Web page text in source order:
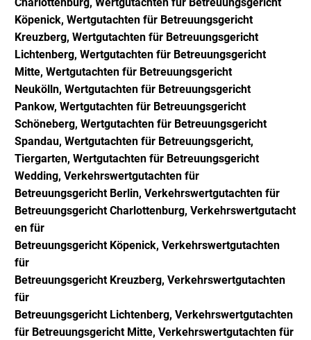
Köpenick, Wertgutachten für Betreuungsgericht
Kreuzberg, Wertgutachten für Betreuungsgericht
Lichtenberg, Wertgutachten für Betreuungsgericht
Mitte, Wertgutachten für Betreuungsgericht
Neukölln, Wertgutachten für Betreuungsgericht
Pankow, Wertgutachten für Betreuungsgericht
Schöneberg, Wertgutachten für Betreuungsgericht
Spandau, Wertgutachten für Betreuungsgericht,
Tiergarten, Wertgutachten für Betreuungsgericht
Wedding, Verkehrswertgutachten für
BetreuungsgerichtBerlin, Verkehrswertgutachten für
BetreuungsgerichtCharlottenburg, Verkehrswertgutacht
en für
BetreuungsgerichtKöpenick, Verkehrswertgutachten
für
BetreuungsgerichtKreuzberg, Verkehrswertgutachten
für
BetreuungsgerichtLichtenberg, Verkehrswertgutachten
für BetreuungsgerichtMitte, Verkehrswertgutachten für